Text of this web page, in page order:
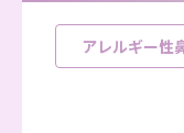
アレルギー性